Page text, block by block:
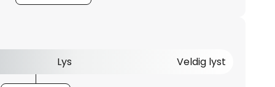
Lys Veldig lyst